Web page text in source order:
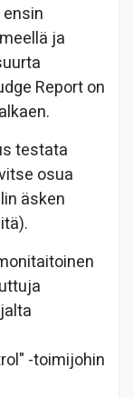
ja
Report on
testata
osua
äsken
-toimijohin